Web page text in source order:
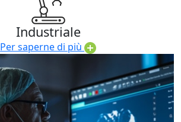
Industriale
Per saperne di più